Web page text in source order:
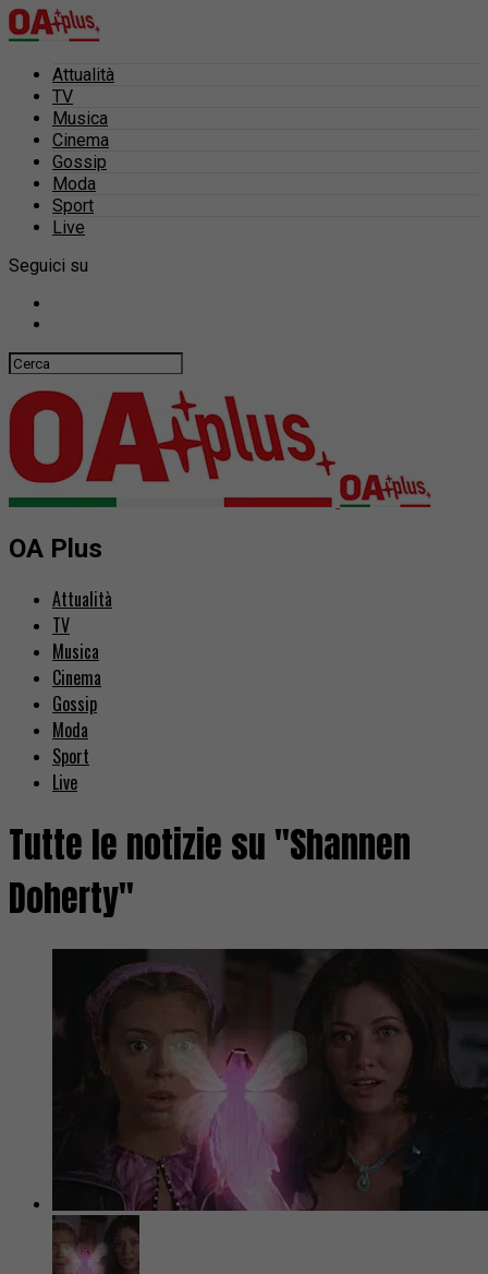
Attualità
TV
Musica
Cinema
Gossip
Moda
Sport
Live
Seguici su
OA Plus
Attualità
TV
Musica
Cinema
Gossip
Moda
Sport
Live
Tutte le notizie su "Shannen
Doherty"